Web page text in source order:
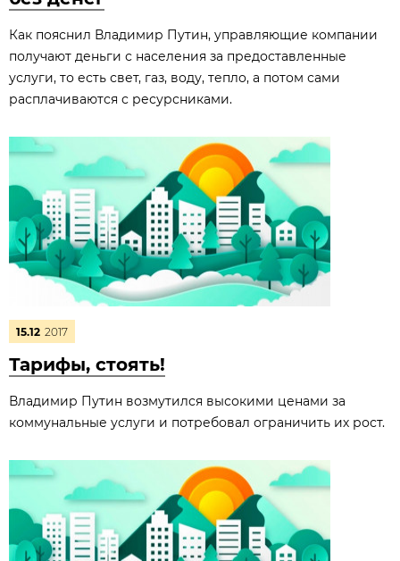
Как пояснил Владимир Путин, управляющие компании
получают деньги с населения за предоставленные
услуги, то есть свет, газ, воду, тепло, а потом сами
расплачиваются с ресурсниками.
15.12 2017
Тарифы, стоять!
Владимир Путин возмутился высокими ценами за
коммунальные услуги и потребовал ограничить их рост.